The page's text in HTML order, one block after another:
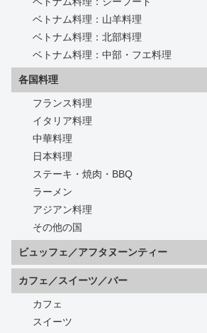
ベトナム料理：山羊料理
ベトナム料理：北部料理
ベトナム料理：中部・フエ料理
各国料理
フランス料理
イタリア料理
中華料理
日本料理
ステーキ・焼肉・BBQ
ラーメン
アジアン料理
その他の国
ビュッフェ／アフタヌーンティー
カフェ／スイーツ／バー
カフェ
スイーツ